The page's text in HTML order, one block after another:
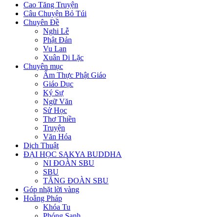
Cao Tăng Truyện
Câu Chuyện Bỏ Túi
Chuyên Đề
Nghi Lễ
Phật Đản
Vu Lan
Xuân Di Lặc
Chuyên mục
Ẩm Thực Phật Giáo
Giáo Dục
Ký Sự
Ngữ Văn
Sử Học
Thơ Thiền
Truyện
Văn Hóa
Dịch Thuật
ĐẠI HỌC SAKYA BUDDHA
NI ĐOÀN SBU
SBU
TĂNG ĐOÀN SBU
Góp nhặt lời vàng
Hoằng Pháp
Khóa Tu